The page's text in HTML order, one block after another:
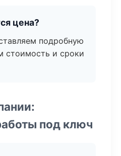
цена?
подробную
стоимость и сроки
под ключ